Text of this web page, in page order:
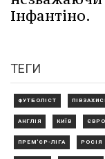
Інфантіно.
ТЕГИ
ФУТБОЛІСТ
АНГЛІЯ КИЇВ
ПРЕМ'ЄР-ЛІГА РОСІЯ